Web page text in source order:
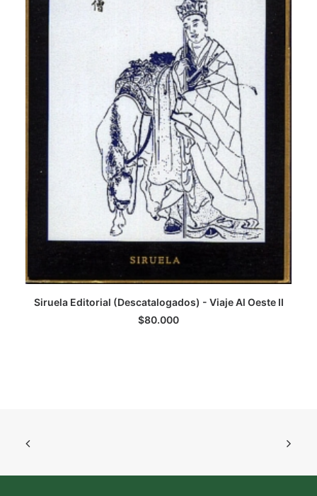
Siruela Editorial (Descatalogados) - Viaje Al Oeste II
$80.000